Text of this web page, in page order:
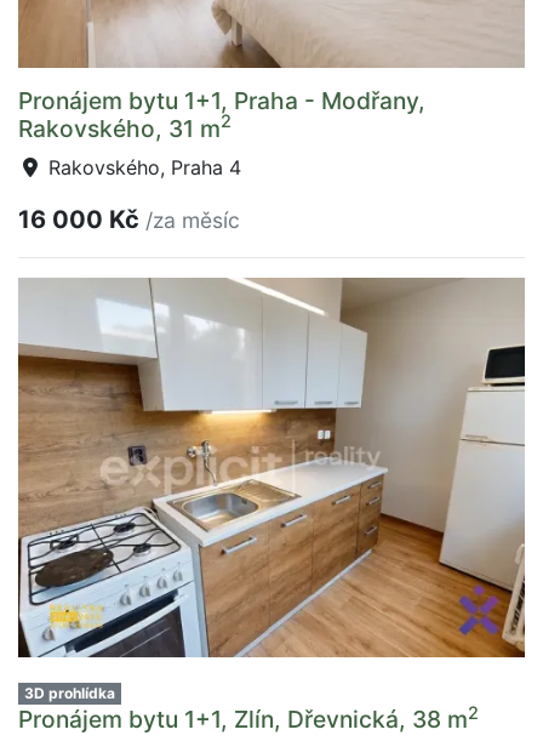
Pronájem bytu 1+1, Praha - Modřany,
Rakovského, 31 m2
Rakovského, Praha 4
16 000 Kč /za měsíc
3D prohlídka
Pronájem bytu 1+1, Zlín, Dřevnická, 38 m2